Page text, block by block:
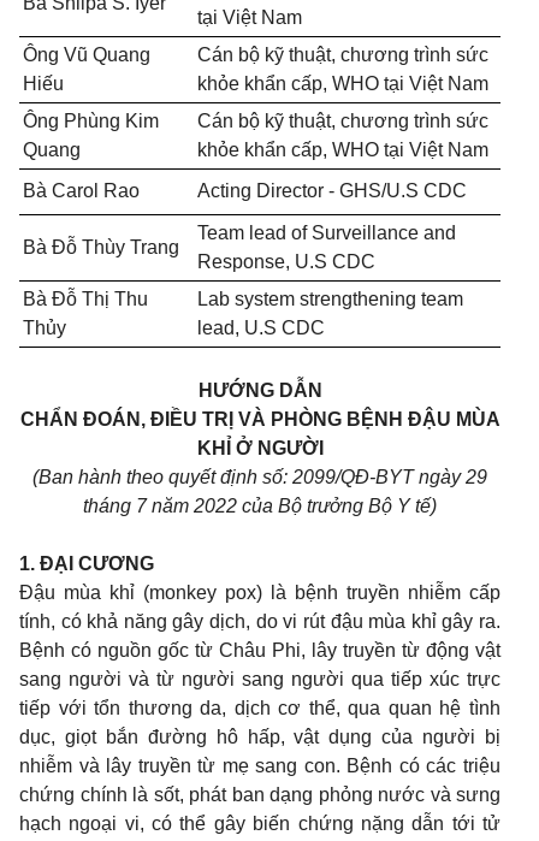
tại Việt Nam
Ông Vũ Quang
Hiếu
Cán bộ kỹ thuật, chương trình sức
khỏe khẩn cấp, WHO tại Việt Nam
Ông Phùng Kim
Quang
Cán bộ kỹ thuật, chương trình sức
khỏe khẩn cấp, WHO tại Việt Nam
Bà Carol Rao
Acting Director - GHS/U.S CDC
Bà Đỗ Thùy Trang
Team lead of Surveillance and
Response, U.S CDC
Bà Đỗ Thị Thu
Thủy
Lab system strengthening team
lead, U.S CDC
HƯỚNG DẪN
CHẨN ĐOÁN, ĐIỀU TRỊ VÀ PHÒNG BỆNH ĐẬU MÙA
KHỈ Ở NGƯỜI
(Ban hành theo quyết định số: 2099/QĐ-BYT ngày 29
tháng 7 năm 2022 của Bộ trưởng Bộ Y tế)
1. ĐẠI CƯƠNG
Đậu mùa khỉ (monkey pox) là bệnh truyền nhiễm cấp
tính, có khả năng gây dịch, do vi rút đậu mùa khỉ gây ra.
Bệnh có nguồn gốc từ Châu Phi, lây truyền từ động vật
sang người và từ người sang người qua tiếp xúc trực
tiếp với tổn thương da, dịch cơ thể, qua quan hệ tình
dục, giọt bắn đường hô hấp, vật dụng của người bị
nhiễm và lây truyền từ mẹ sang con. Bệnh có các triệu
chứng chính là sốt, phát ban dạng phỏng nước và sưng
hạch ngoại vi, có thể gây biến chứng nặng dẫn tới tử